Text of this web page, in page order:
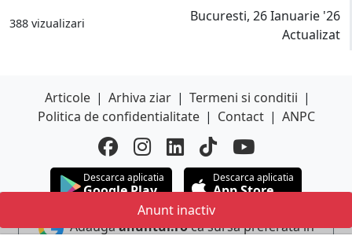
388 vizualizari
Bucuresti, 26 Ianuarie '26
Actualizat
Anunt inactiv
Articole | Arhiva ziar | Termeni si conditii |
Politica de confidentialitate | Contact | ANPC
Descarca aplicatia
Google Play
Descarca aplicatia
App Store
Adaugaanuntul.roca sursa preferata in